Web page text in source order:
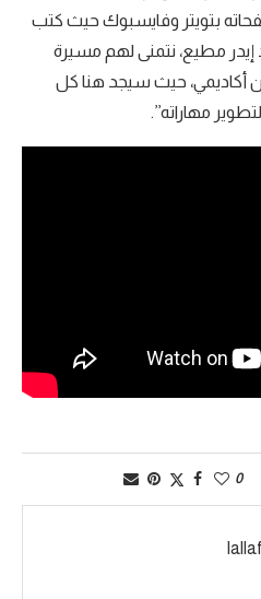
بتويتر وفايسبوك حيث كتب
إيدر مطيع، نتمنى لهم مسيرة
أكاديمي، حيث سيجد هنا كل
مهاراته’’.
0